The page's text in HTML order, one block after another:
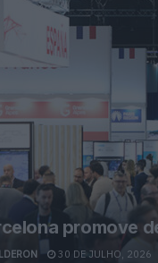
promove
30 DE JULHO, 2026